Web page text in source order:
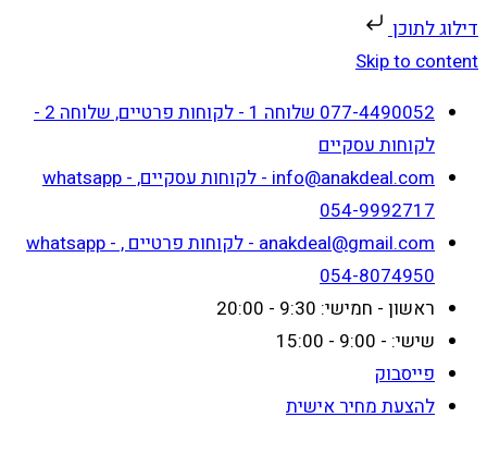
דילוג לתוכן
Skip to content
077-4490052 שלוחה 1 - לקוחות פרטיים, שלוחה 2 -
לקוחות עסקיים
info@anakdeal.com - לקוחות עסקיים, whatsapp -
054-9992717
anakdeal@gmail.com - לקוחות פרטיים , whatsapp -
054-8074950
ראשון - חמישי: 9:30 - 20:00
שישי: - 9:00 - 15:00
פייסבוק
להצעת מחיר אישית